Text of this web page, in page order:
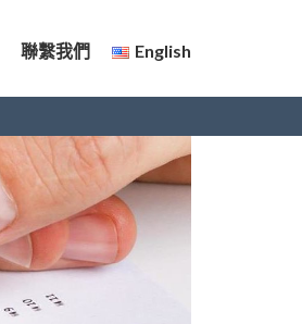
聯繫我們 English